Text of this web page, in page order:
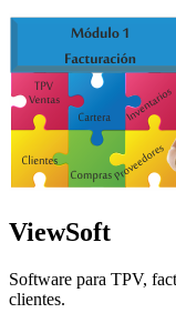
ViewSoft
Software para TPV,
clientes.